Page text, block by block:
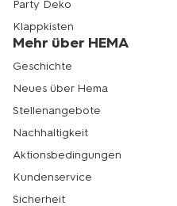
Party Deko
Klappkisten
Mehr über HEMA
Geschichte
Neues über Hema
Stellenangebote
Nachhaltigkeit
Aktionsbedingungen
Kundenservice
Sicherheit